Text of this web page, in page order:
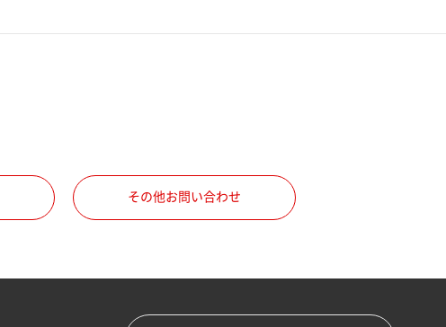
その他お問い合わせ